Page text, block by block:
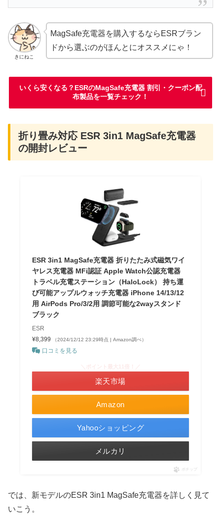
きにねこ
MagSafe充電器を購入するならESRブラン
ドから選ぶのがほんとにオススメにゃ！
いくら安くなる？ESRのMagSafe充電器 割引・クーポン配
布製品を一覧チェック！
折り畳み対応 ESR 3in1 MagSafe充電器
の開封レビュー
ESR 3in1 MagSafe充電器 折りたたみ式磁気ワイ
ヤレス充電器 MFi認証 Apple Watch公認充電器
トラベル充電ステーション（HaloLock） 持ち運
び可能アップルウォッチ充電器 iPhone 14/13/12
用 AirPods Pro/3/2用 調節可能な2wayスタンド
ブラック
ESR
¥8,399
（2024/12/12 23:29時点 | Amazon調べ）
口コミを見る
Amazon
楽天市場
Yahooショッピング
メルカリ
ポチップ
では、新モデルのESR 3in1 MagSafe充電器を詳しく見て
いこう。